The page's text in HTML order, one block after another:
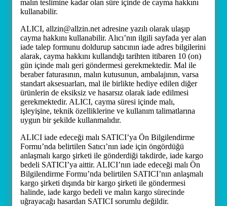
malın teslimine kadar olan süre içinde de cayma hakkını
kullanabilir.
ALICI, allzin@allzin.net adresine yazılı olarak ulaşıp
cayma hakkını kullanabilir. Alıcı’nın ilgili sayfada yer alan
iade talep formunu doldurup satıcının iade adres bilgilerini
alarak, cayma hakkını kullandığı tarihten itibaren 10 (on)
gün içinde malı geri göndermesi gerekmektedir. Mal ile
beraber faturasının, malın kutusunun, ambalajının, varsa
standart aksesuarları, mal ile birlikte hediye edilen diğer
ürünlerin de eksiksiz ve hasarsız olarak iade edilmesi
gerekmektedir. ALICI, cayma süresi içinde malı,
işleyişine, teknik özelliklerine ve kullanım talimatlarına
uygun bir şekilde kullanmalıdır.
ALICI iade edeceği malı SATICI’ya Ön Bilgilendirme
Formu’nda belirtilen Satıcı’nın iade için öngördüğü
anlaşmalı kargo şirketi ile gönderdiği takdirde, iade kargo
bedeli SATICI’ya aittir. ALICI’nın iade edeceği malı Ön
Bilgilendirme Formu’nda belirtilen SATICI’nın anlaşmalı
kargo şirketi dışında bir kargo şirketi ile göndermesi
halinde, iade kargo bedeli ve malın kargo sürecinde
uğrayacağı hasardan SATICI sorumlu değildir.